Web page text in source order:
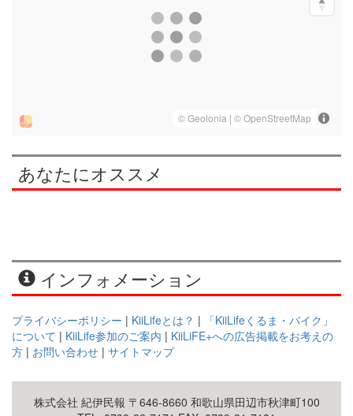
あなたにオススメ
インフォメーション
プライバシーポリシー | KiiLifeとは？ |
「KiiLifeくるま・バイク」
について | KiiLife参加のご案内 | KiiLiFE+への広告掲載をお考えの
方 | お問い合わせ | サイトマップ
株式会社 紀伊民報 〒646-8660 和歌山県田辺市秋津町100